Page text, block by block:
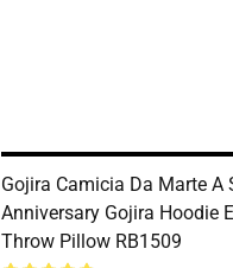
Gojira Camicia Da Marte A
Anniversary Gojira Hoodie
Throw Pillow RB1509